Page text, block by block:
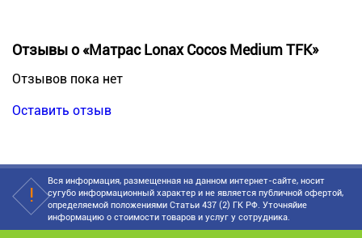
Отзывы о «Матрас Lonax Cocos Medium TFK»
Отзывов пока нет
Оставить отзыв
Вся информация, размещенная на данном интернет-сайте, носит
сугубо информационный характер и не является публичной офертой,
определяемой положениями Статьи 437 (2) ГК РФ. Уточняйие
информацию о стоимости товаров и услуг у сотрудника.